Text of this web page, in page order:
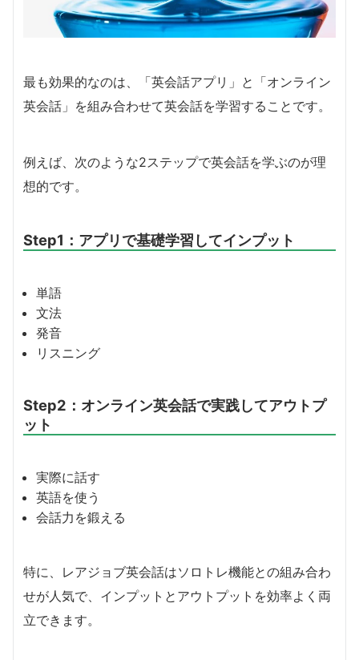
最も効果的なのは、「英会話アプリ」と「オンライン
英会話」を組み合わせて英会話を学習することです。
例えば、次のような2ステップで英会話を学ぶのが理
想的です。
Step1：アプリで基礎学習してインプット
単語
文法
発音
リスニング
Step2：オンライン英会話で実践してアウトプ
ット
実際に話す
英語を使う
会話力を鍛える
特に、レアジョブ英会話はソロトレ機能との組み合わ
せが人気で、インプットとアウトプットを効率よく両
立できます。